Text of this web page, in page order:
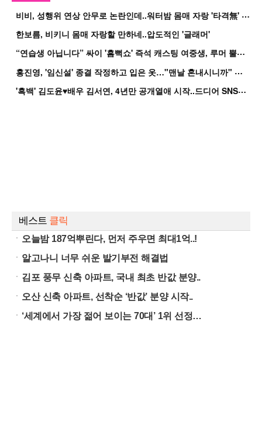
비
비, 성행위 연상 안무로 논란인데..워터밤 몸매 자랑 '타격無' 근황
한보름, 비키니 몸매 자랑할 만하네..압도적인 '글래머'
“
연습생 아닙니다” 싸이 '흠뻑쇼' 즉석 캐스팅 여중생, 루머 뿔났다[Oh!쎈 이...
홍
진영, '임신설' 종결 작정하고 입은 옷…"맨날 혼내시니까" 억울
'
흑백' 김도윤♥배우 김서연, 4년만 공개열애 시작..드디어 SNS에 노출 [핫피...